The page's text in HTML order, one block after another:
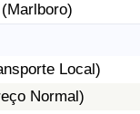
Local)
Normal)